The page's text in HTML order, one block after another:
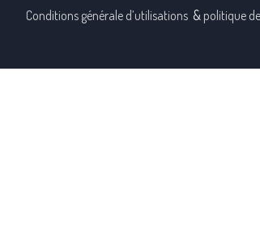
Conditions générale d’utilisations & politique